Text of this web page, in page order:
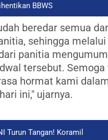
BBWS
beredar semua
sehingga melalui
panitia
tersebut.
hormat kami
ini," ujarnya.
Turun Tangan! Koramil